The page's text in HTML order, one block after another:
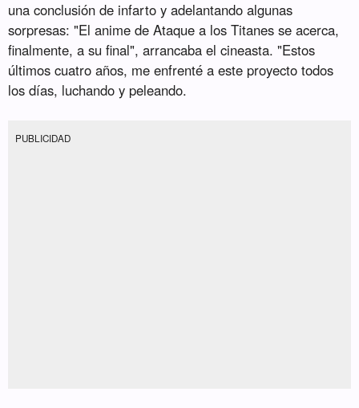
una conclusión de infarto y adelantando algunas
sorpresas: "El anime de Ataque a los Titanes se acerca,
finalmente, a su final", arrancaba el cineasta. "Estos
últimos cuatro años, me enfrenté a este proyecto todos
los días, luchando y peleando.
PUBLICIDAD